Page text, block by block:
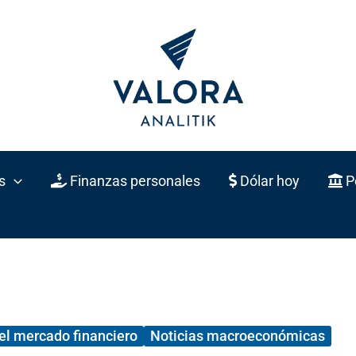
Finanzas personales Dólar hoy
mercado financiero Noticias macroeconómicas